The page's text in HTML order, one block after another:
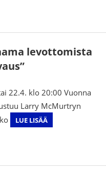
levottomista
22.4. klo 20:00 Vuonna
Larry McMurtryn
LUE LISÄÄ